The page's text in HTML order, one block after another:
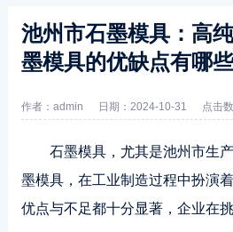
池州市石墨模具：高
墨模具的优缺点有哪
作者：admin 日期：2024-10-31 点击
石墨模具，尤其是池州市生
墨模具，在工业制造过程中扮演
优点与不足都十分显著，企业在